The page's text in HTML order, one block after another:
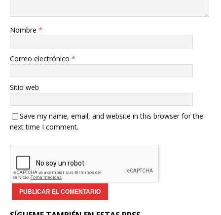
Nombre *
Correo electrónico *
Sitio web
Save my name, email, and website in this browser for the
next time I comment.